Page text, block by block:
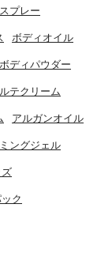
プレー
ボディオイル
ボディパウダー
テクリーム
アルガンオイル
ングジェル
ク